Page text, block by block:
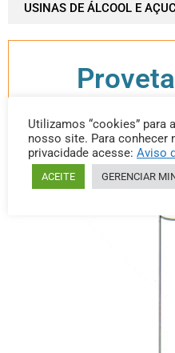
USINAS DE ÁLCOOL E
Categoria:
Utilizamos “cookies” para
nosso site. Para conhecer
privacidade acesse: Aviso
ACEITE GERENCIAR